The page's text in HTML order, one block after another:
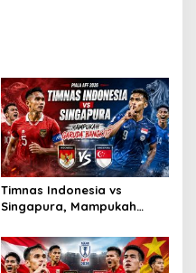
Timnas Indonesia vs
Singapura, Mampukah